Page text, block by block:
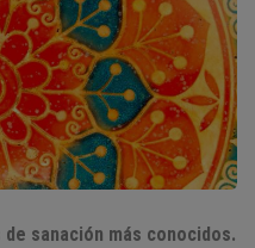
sanación más conocidos.